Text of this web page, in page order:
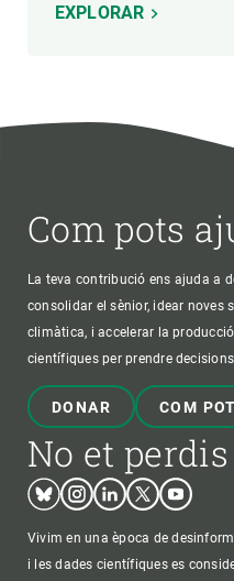
EXPLORAR
Com pots
La teva contribució ens ajuda a
consolidar el sènior, idear noves
climàtica, i accelerar la
científiques per prendre
DONAR COM
No et
BlueskyInstagram
LinkedinTwitterYoutube
Vivim en una època de
i les dades científiques es